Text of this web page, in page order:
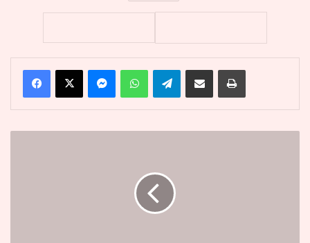
FacebookX MessengerWhatsAppTelegramPartager par email Imprimer